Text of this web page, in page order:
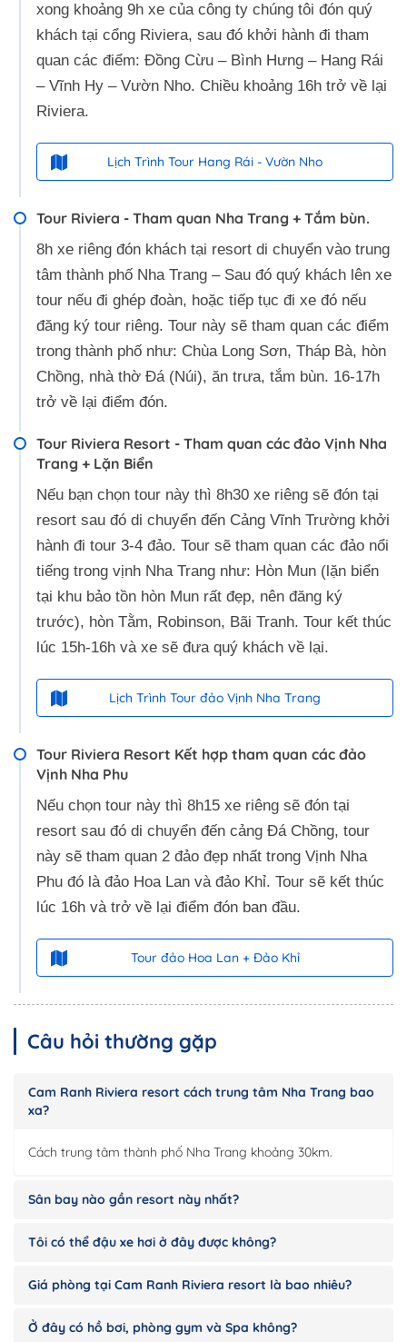
xong khoảng 9h xe của công ty chúng tôi đón quý
khách tại cổng Riviera, sau đó khởi hành đi tham
quan các điểm: Đồng Cừu – Bình Hưng – Hang Rái
– Vĩnh Hy – Vườn Nho. Chiều khoảng 16h trở về lại
Riviera.
Lịch Trình Tour Hang Rái - Vườn Nho
Tour Riviera - Tham quan Nha Trang + Tắm bùn.
8h xe riêng đón khách tại resort di chuyển vào trung
tâm thành phố Nha Trang – Sau đó quý khách lên xe
tour nếu đi ghép đoàn, hoặc tiếp tục đi xe đó nếu
đăng ký tour riêng. Tour này sẽ tham quan các điểm
trong thành phố như: Chùa Long Sơn, Tháp Bà, hòn
Chồng, nhà thờ Đá (Núi), ăn trưa, tắm bùn. 16-17h
trở về lại điểm đón.
Tour Riviera Resort - Tham quan các đảo Vịnh Nha
Trang + Lặn Biển
Nếu bạn chọn tour này thì 8h30 xe riêng sẽ đón tại
resort sau đó di chuyển đến Cảng Vĩnh Trường khởi
hành đi tour 3-4 đảo. Tour sẽ tham quan các đảo nổi
tiếng trong vịnh Nha Trang như: Hòn Mun (lặn biển
tại khu bảo tồn hòn Mun rất đẹp, nên đăng ký
trước), hòn Tằm, Robinson, Bãi Tranh. Tour kết thúc
lúc 15h-16h và xe sẽ đưa quý khách về lại.
Lịch Trình Tour đảo Vịnh Nha Trang
Tour Riviera Resort Kết hợp tham quan các đảo
Vịnh Nha Phu
Nếu chọn tour này thì 8h15 xe riêng sẽ đón tại
resort sau đó di chuyển đến cảng Đá Chồng, tour
này sẽ tham quan 2 đảo đẹp nhất trong Vịnh Nha
Phu đó là đảo Hoa Lan và đảo Khỉ. Tour sẽ kết thúc
lúc 16h và trở về lại điểm đón ban đầu.
Tour đảo Hoa Lan + Đảo Khỉ
Câu hỏi thường gặp
Cam Ranh Riviera resort cách trung tâm Nha Trang bao
xa?
Cách trung tâm thành phố Nha Trang khoảng 30km.
Sân bay nào gần resort này nhất?
Tôi có thể đậu xe hơi ở đây được không?
Giá phòng tại Cam Ranh Riviera resort là bao nhiêu?
Ở đây có hồ bơi, phòng gym và Spa không?